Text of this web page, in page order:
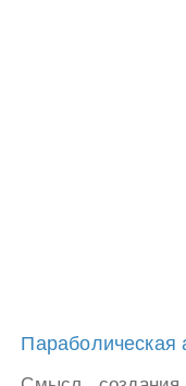
Параболическая